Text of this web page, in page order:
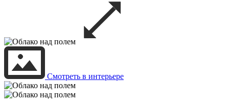
Смотреть в интерьере